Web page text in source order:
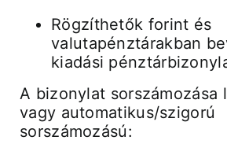
Rögzíthetők forint és
valutapénztárakban
kiadási
A bizonylat sorszámozása
vagy automatikus/szigorú
sorszámozású: